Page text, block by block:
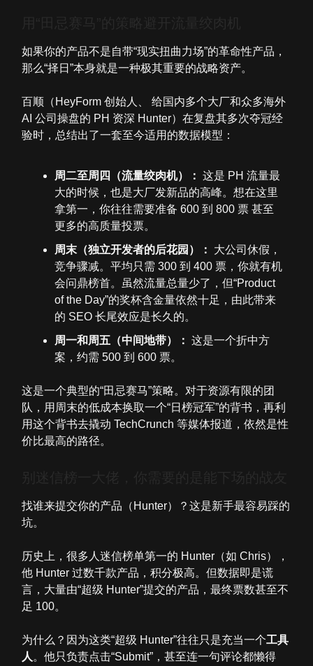
如果你的产品不是自带“现实扭曲力场”的革命性产品，
那么“择日”本身就是一种极其重要的战略资产。
百顺（HeyForm 创始人、 给国内多个大厂和众多海外
AI 公司操盘的 PH 资深 Hunter）在复盘其多次夺冠经
验时，总结出了一套至今适用的数据模型：
周二至周四（流量绞肉机）： 这是 PH 流量最
大的时候，也是大厂发新品的高峰。想在这里
拿第一，你往往需要准备 600 到 800 票 甚至
更多的高质量投票。
周末（独立开发者的后花园）：
大公司休假，
竞争骤减。平均只需 300 到 400 票，你就有机
会问鼎榜首。虽然流量总量少了，但“Product
of the Day”的奖杯含金量依然十足，由此带来
的 SEO 长尾效应是长久的。
周一和周五（中间地带）： 这是一个折中方
案，约需 500 到 600 票。
这是一个典型的“田忌赛马”策略。对于资源有限的团
队，用周末的低成本换取一个“日榜冠军”的背书，再利
用这个背书去撬动 TechCrunch 等媒体报道，依然是性
价比最高的路径。
找谁来提交你的产品（Hunter）？这是新手最容易踩的
坑。
历史上，很多人迷信榜单第一的 Hunter（如 Chris），
他 Hunter 过数千款产品，积分极高。但数据即是谎
言，大量由“超级 Hunter”提交的产品，最终票数甚至不
足 100。
为什么？因为这类“超级 Hunter”往往只是充当一个工具
人 。他只负责点击“Submit”，甚至连一句评论都懒得